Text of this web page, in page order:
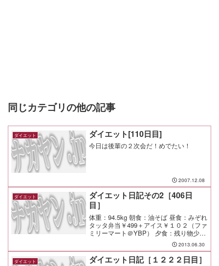
同じカテゴリの他の記事
ダイエット ダイエット[110日目]
今日は後輩の２次会だ！めでたい！
2007.12.08
ダイエット
ダイエット日記その2［406日
目］
体重：94.5kg 朝食：油そば 昼食：みぞれ
タッタ弁当￥499＋アイス￥１０２（ファ
ミリーマート＠YBP） 夕食：残り物少々
間食： 運動：Jog-10km/62min メモ：久
しぶりのNightJogは風が気持ち良くて、
子供も自転車で伴...
2013.06.30
ダイエット ダイエット日記［１２２２日目］